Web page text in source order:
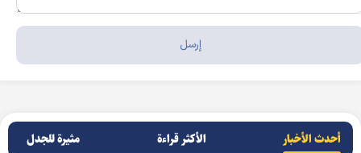
أحدث الأخبار الأکثر قراءة مثيرة للجدل